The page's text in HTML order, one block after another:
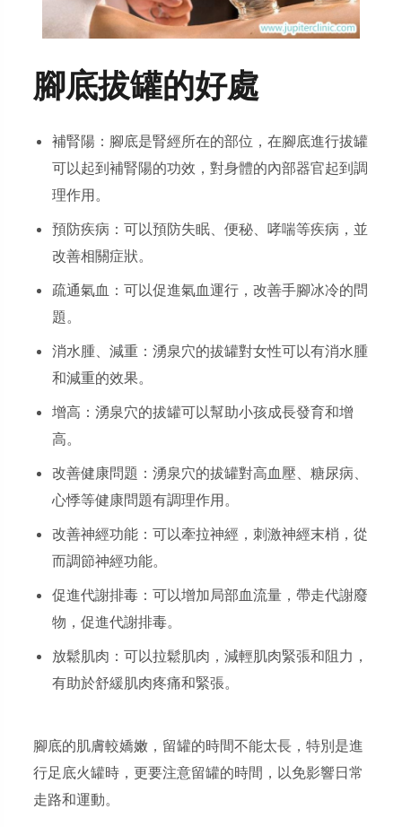
腳底拔罐的好處
補腎陽：腳底是腎經所在的部位，在腳底進行拔罐
可以起到補腎陽的功效，對身體的內部器官起到調
理作用。
預防疾病：可以預防失眠、便秘、哮喘等疾病，並
改善相關症狀。
疏通氣血：可以促進氣血運行，改善手腳冰冷的問
題。
消水腫、減重：湧泉穴的拔罐對女性可以有消水腫
和減重的效果。
增高：湧泉穴的拔罐可以幫助小孩成長發育和增
高。
改善健康問題：湧泉穴的拔罐對高血壓、糖尿病、
心悸等健康問題有調理作用。
改善神經功能：可以牽拉神經，刺激神經末梢，從
而調節神經功能。
促進代謝排毒：可以增加局部血流量，帶走代謝廢
物，促進代謝排毒。
放鬆肌肉：可以拉鬆肌肉，減輕肌肉緊張和阻力，
有助於舒緩肌肉疼痛和緊張。
腳底的肌膚較嬌嫩，留罐的時間不能太長，特別是進
行足底火罐時，更要注意留罐的時間，以免影響日常
走路和運動。